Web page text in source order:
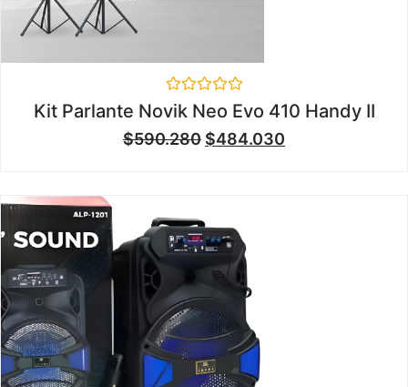
Valorado
en
0
de
Kit Parlante Novik Neo Evo 410 Handy II
$590.280 $484.030